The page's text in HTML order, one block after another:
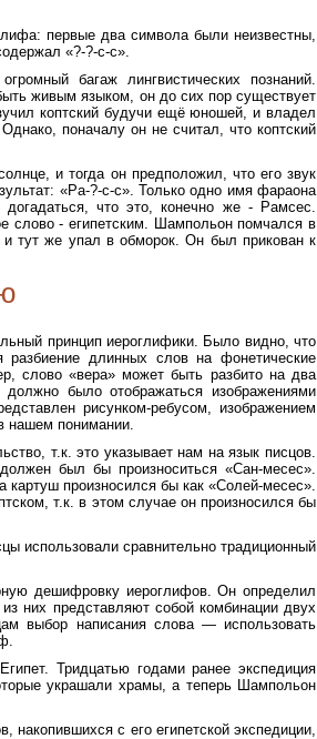
первые два символа были неизвестны,
«?-?-с-с».
багаж лингвистических познаний.
живым языком, он до сих пор существует
коптский будучи ещё юношей, и владел
поначалу он не считал, что коптский
и тогда он предположил, что его звук
«Ра-?-с-с». Только одно имя фараона
что это, конечно же - Рамсес.
слово - египетским. Шампольон помчался в
и тут же упал в обморок. Он был прикован к
принцип иероглифики. Было видно, что
длинных слов на фонетические
слово «вера» может быть разбито на два
было отображаться изображениями
рисунком-ребусом, изображением
нашем понимании.
т.к. это указывает нам на язык писцов.
был бы произноситься «Сан-месес».
картуш произносился бы как «Солей-месес».
т.к. в этом случае он произносился бы
использовали сравнительно традиционный
дешифровку иероглифов. Он определил
них представляют собой комбинации двух
выбор написания слова — использовать
Тридцатью годами ранее экспедиция
украшали храмы, а теперь Шампольон
накопившихся с его египетской экспедиции,